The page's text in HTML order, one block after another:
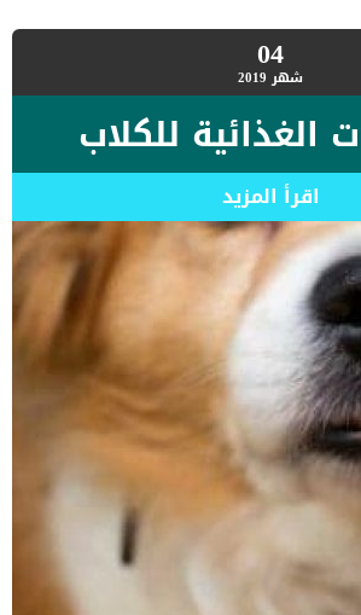
04شهر 2019
الغذائية للكلاب
اقرأ المزيد